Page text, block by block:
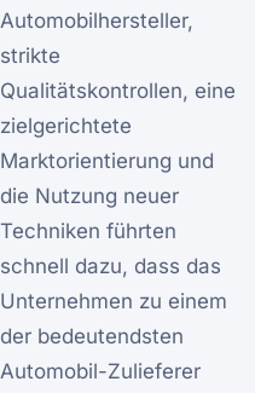
Automobilhersteller,
strikte
Qualitätskontrollen, eine
zielgerichtete
Marktorientierung und
die Nutzung neuer
Techniken führten
schnell dazu, dass das
Unternehmen zu einem
der bedeutendsten
Automobil-Zulieferer